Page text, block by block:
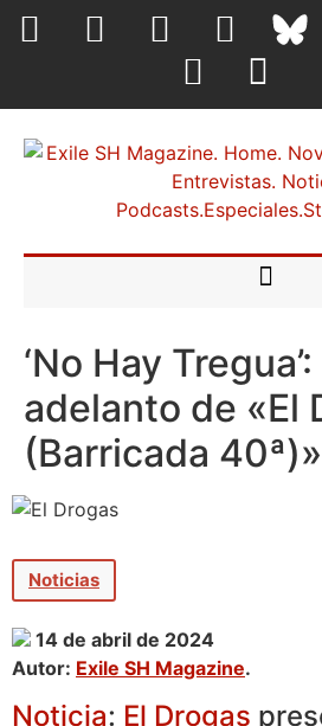
‘No Hay
adelanto de «El
(Barricada 40ª)»
Noticias
14 de abril de 2024
Autor: Exile SH Magazine.
Noticia: El Drogas